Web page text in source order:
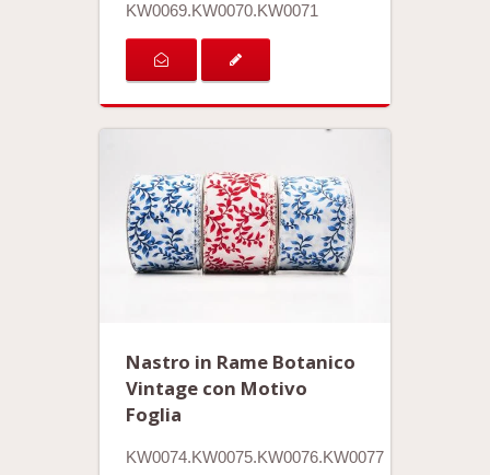
KW0069.KW0070.KW0071
Nastro in Rame Botanico
Vintage con Motivo
Foglia
KW0074.KW0075.KW0076.KW0077